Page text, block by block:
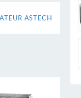
ASTECH